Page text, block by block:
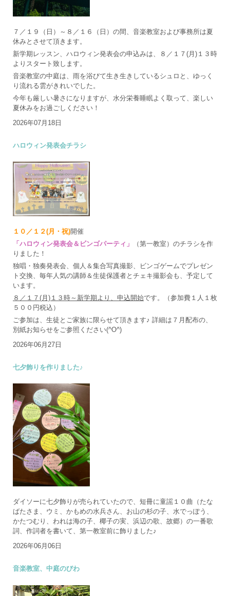
７／１９（日）～８／１６（日）の間、音楽教室および事務所は夏
休みとさせて頂きます。
新学期レッスン、ハロウィン発表会の申込みは、８／１７(月)１３時
よりスタート致します。
音楽教室の中庭は、雨を浴びて生き生きしているシュロと、ゆっく
り流れる雲がきれいでした。
今年も厳しい暑さになりますが、水分栄養睡眠よく取って、楽しい
夏休みをお過ごしください！
2026年07月18日
ハロウィン発表会チラシ
１０／１２(月・祝)開催
「ハロウィン発表会＆ビンゴパーティ」
（第一教室）のチラシを作
りました！
独唱・独奏発表会、個人＆集合写真撮影、ビンゴゲームでプレゼン
ト交換、毎年人気の講師＆生徒保護者とチェキ撮影会も、予定して
います。
８／１７(月)１３時～新学期より、申込開始です。（参加費１人１枚
５００円税込）
ご参加は、生徒とご家族に限らせて頂きます♪ 詳細は７月配布の、
別紙お知らせをご参照ください(^O^)
2026年06月27日
七夕飾りを作りました♪
ダイソーに七夕飾りが売られていたので、短冊に童謡１０曲（たな
ばたさま、ウミ、かもめの水兵さん、お山の杉の子、水でっぽう、
かたつむり、われは海の子、椰子の実、浜辺の歌、故郷）の一番歌
詞、作詞者を書いて、第一教室前に飾りました♪
2026年06月06日
音楽教室、中庭のびわ